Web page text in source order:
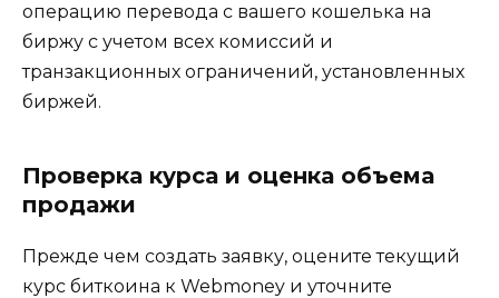
операцию перевода с вaшего кошелька на
биржу с учетом всех комиссий и
транзакционных ограничений, установленных
биржей.​
Проверка кyрса и оценка объема
продажи
Преждe чeм создать заявку, оцените текущий
курс биткоина к Webmoney и уточните